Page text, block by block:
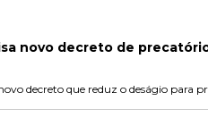
novo decreto de
decreto que reduz o deságio para